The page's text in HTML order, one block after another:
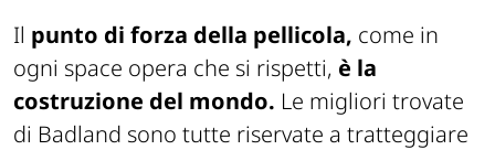
Il punto di forza della pellicola, come in
ogni space opera che si rispetti, è la
costruzione del mondo. Le migliori trovate
di Badland sono tutte riservate a tratteggiare